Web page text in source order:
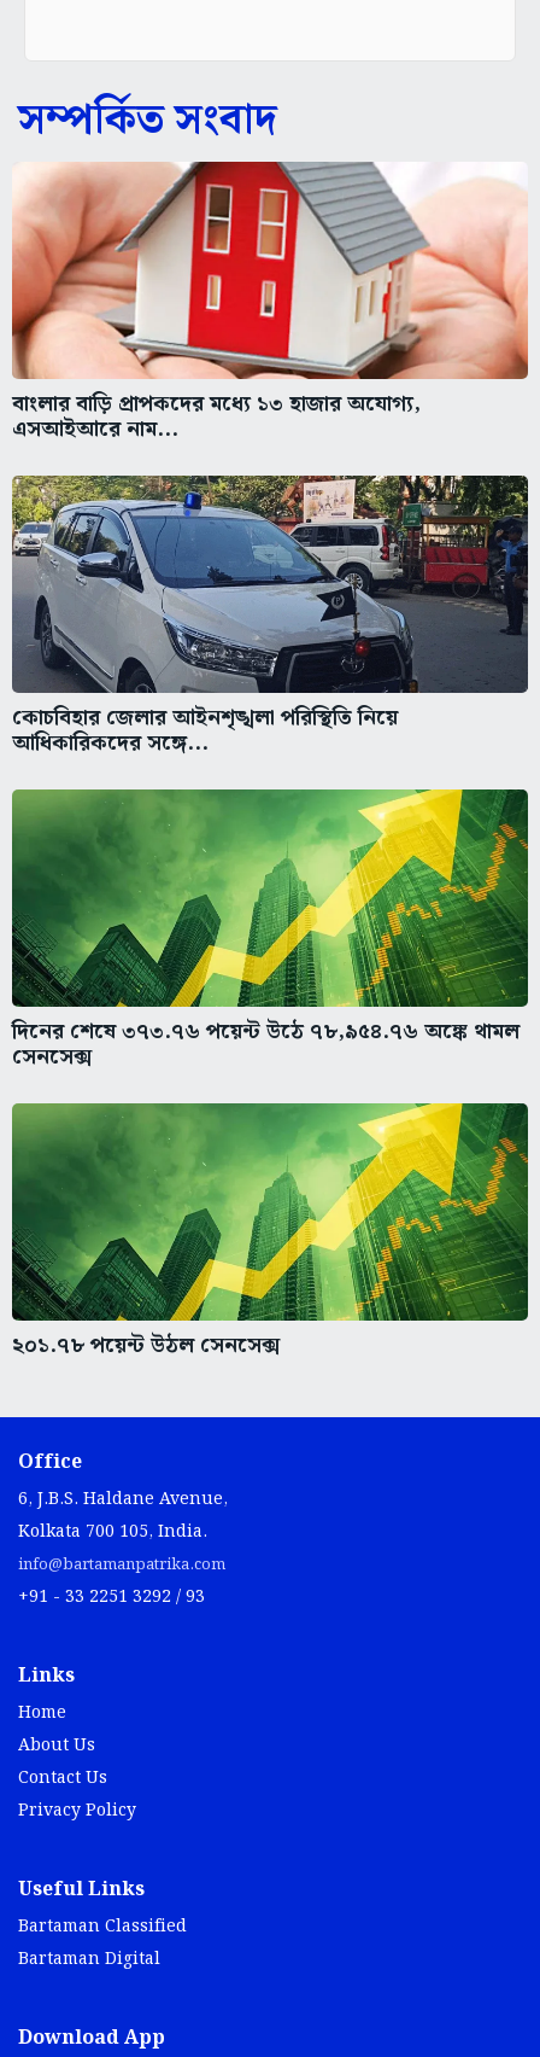
সম্পর্কিত সংবাদ
বাংলার বাড়ি প্রাপকদের মধ্যে ১৩ হাজার অযোগ্য,
এসআইআরে নাম...
কোচবিহার জেলার আইনশৃঙ্খলা পরিস্থিতি নিয়ে
আধিকারিকদের সঙ্গে...
দিনের শেষে ৩৭৩.৭৬ পয়েন্ট উঠে ৭৮,৯৫৪.৭৬ অঙ্কে থামল
সেনসেক্স
২০১.৭৮ পয়েন্ট উঠল সেনসেক্স
Office
6, J.B.S. Haldane Avenue,
Kolkata 700 105, India.
info@bartamanpatrika.com
+91 - 33 2251 3292 / 93
Links
Home
About Us
Contact Us
Privacy Policy
Useful Links
Bartaman Classified
Bartaman Digital
Download App